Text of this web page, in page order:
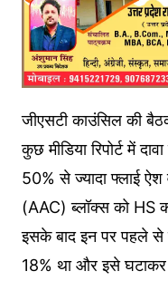
जीएसटी काउंस‍िल की
कुछ मीड‍िया र‍िपोर्ट में
50% से ज्‍यादा फ्लाई
(AAC) ब्लॉक्स को HS
इसके बाद इन पर पहले से
18% था और इसे घटाकर